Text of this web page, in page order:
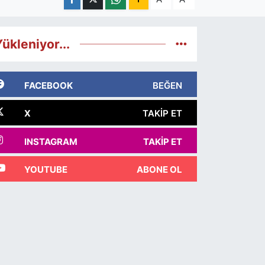
FACEBOOK BEĞEN
X TAKIP ET
INSTAGRAM TAKIP ET
YOUTUBE ABONE OL